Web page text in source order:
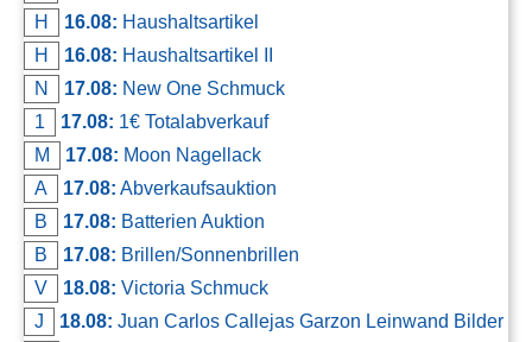
H
16.08: Haushaltsartikel
H
16.08: Haushaltsartikel II
N
17.08: New One Schmuck
1
17.08: 1€ Totalabverkauf
M
17.08: Moon Nagellack
A
17.08: Abverkaufsauktion
B
17.08: Batterien Auktion
B
17.08: Brillen/Sonnenbrillen
V
18.08: Victoria Schmuck
J
18.08: Juan Carlos Callejas Garzon Leinwand Bilder